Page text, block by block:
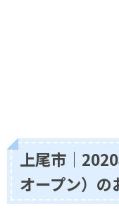
上尾市｜
オープン）の